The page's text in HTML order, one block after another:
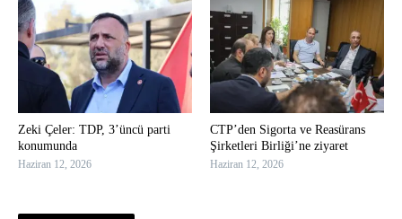
Zeki Çeler: TDP, 3’üncü parti
konumunda
Haziran 12, 2026
CTP’den Sigorta ve Reasürans
Şirketleri Birliği’ne ziyaret
Haziran 12, 2026